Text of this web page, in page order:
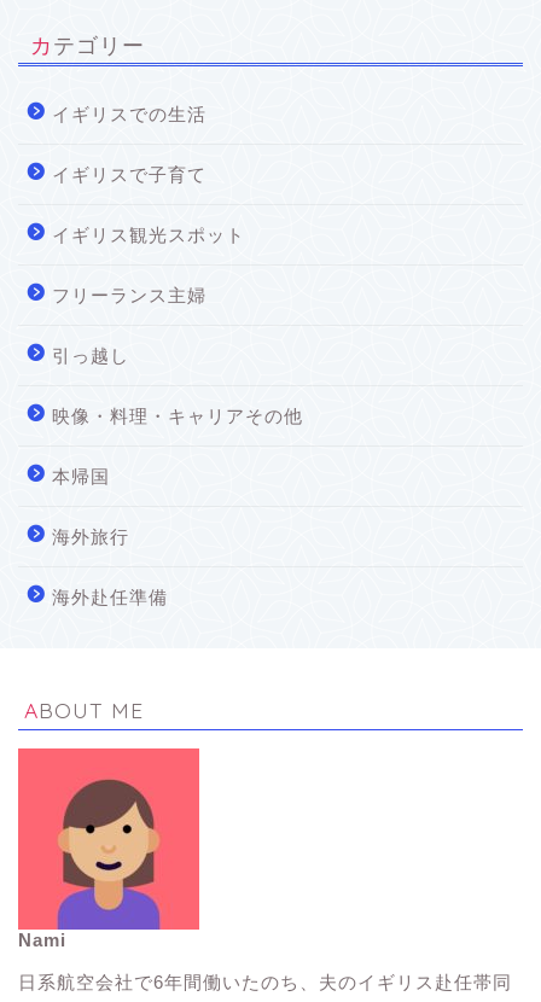
カテゴリー
イギリスでの生活
イギリスで子育て
イギリス観光スポット
フリーランス主婦
引っ越し
映像・料理・キャリアその他
本帰国
海外旅行
海外赴任準備
ABOUT ME
Nami
日系航空会社で6年間働いたのち、夫のイギリス赴任帯同
イギリス生活Tips